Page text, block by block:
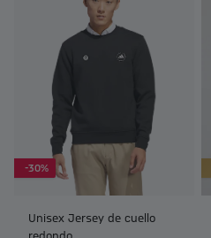
-30%
Unisex Jersey de cuello